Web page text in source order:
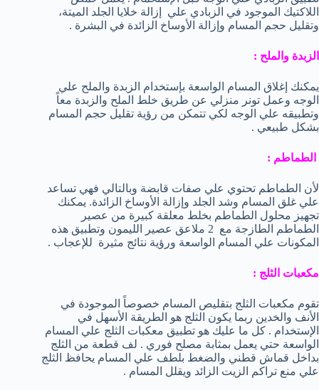
اللاكتيك الموجود في الزبادي علي إزالة خلايا الجلد الميتة،
وتقليل حجم المسام وإزالة الأوساخ الزائدة في البشرة .
الزبدة والملح :
يمكنك إغلاق المسام الواسعة بإستخدام الزبدة والملح علي
الوجه وعمل تونر منزلي عن طريق خلط الملح والزبدة معاً
وتطبيقه علي الوجه لكي تتمكن من رؤية تقليل حجم المسام
بشكل طبيعي .
الطماطم :
لأن الطماطم تحتوي علي صفات قابضة وبالتالي فهي تساعد
علي غلق المسام وشد الجلد وإزالة الأوساخ الزائدة. يمكنك
تجهيز محلول الطماطم بخلط معلقة كبيرة من عصير
الطماطم الطازجة مع 2 ملاعق عصير الليمون وتطبيق هذه
المكونات علي المسام الواسعة ورؤية نتائج مثيرة للإعجاب .
مكعبات الثلج :
تقوم مكعبات الثلج بتقليص المسام خصوصاً الموجودة في
الأنف والخدين ربما يكون الثلج هو الطريقة الأسهل في
الإستخدام . كل ما عليك هو تطبيق معكبات الثلج علي المسام
الواسعة حتي يعمل بمثابة مصلح فوري . لف قطعة من الثلج
بداخل قماش قطني والضغط بلطف علي المسام يحافظ الثلج
علي منع تراكم الزيت الزائد ويقلل المسام .